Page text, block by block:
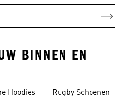
BINNEN EN
Hoodies Rugby Schoenen